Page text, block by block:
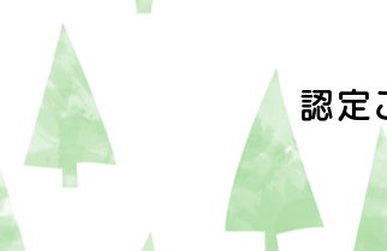
認定